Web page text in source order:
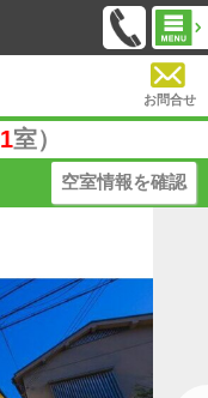
お問合せ
1室）
空室情報を確認